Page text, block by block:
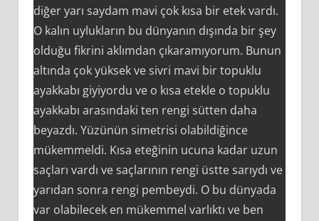
diğer yarı saydam mavi çok kısa bir etek vardı.
O kalın uylukların bu dünyanın dışında bir şey
olduğu fikrini aklımdan çıkaramıyorum. Bunun
altında çok yüksek ve sivri mavi bir topuklu
ayakkabı giyiyordu ve o kısa etekle o topuklu
ayakkabı arasındaki ten rengi sütten daha
beyazdı. Yüzünün simetrisi olabildiğince
mükemmeldi. Kısa eteğinin ucuna kadar uzun
saçları vardı ve saçlarının rengi üstte sarıydı ve
yarıdan sonra rengi pembeydi. O bu dünyada
var olabilecek en mükemmel varlıktı ve ben